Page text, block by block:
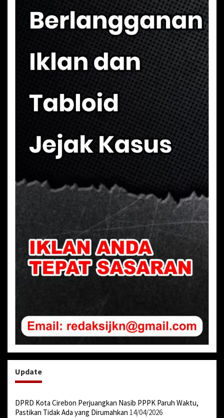
Update
DPRD Kota Cirebon Perjuangkan Nasib PPPK Paruh Waktu,
Pastikan Tidak Ada yang Dirumahkan 14/04/2026